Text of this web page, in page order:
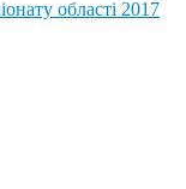
області 2017